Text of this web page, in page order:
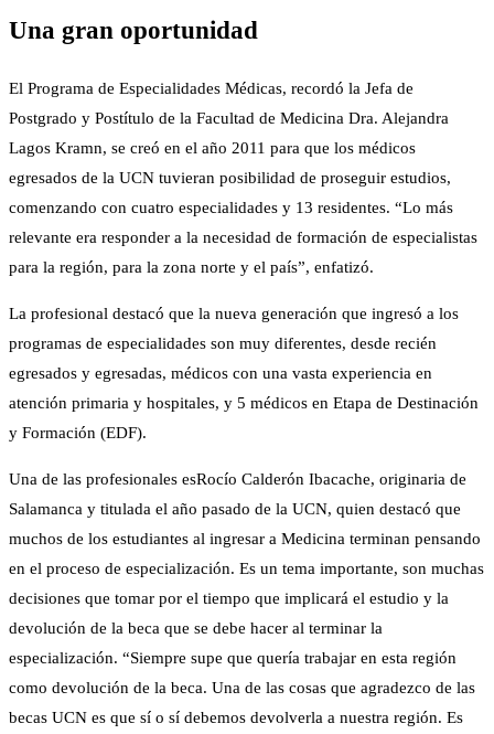
Una gran oportunidad
El Programa de Especialidades Médicas, recordó la Jefa de
Postgrado y Postítulo de la Facultad de Medicina Dra. Alejandra
Lagos Kramn, se creó en el año 2011 para que los médicos
egresados de la UCN tuvieran posibilidad de proseguir estudios,
comenzando con cuatro especialidades y 13 residentes. “Lo más
relevante era responder a la necesidad de formación de especialistas
para la región, para la zona norte y el país”, enfatizó.
La profesional destacó que la nueva generación que ingresó a los
programas de especialidades son muy diferentes, desde recién
egresados y egresadas, médicos con una vasta experiencia en
atención primaria y hospitales, y 5 médicos en Etapa de Destinación
y Formación (EDF).
Una de las profesionales esRocío Calderón Ibacache, originaria de
Salamanca y titulada el año pasado de la UCN, quien destacó que
muchos de los estudiantes al ingresar a Medicina terminan pensando
en el proceso de especialización. Es un tema importante, son muchas
decisiones que tomar por el tiempo que implicará el estudio y la
devolución de la beca que se debe hacer al terminar la
especialización. “Siempre supe que quería trabajar en esta región
como devolución de la beca. Una de las cosas que agradezco de las
becas UCN es que sí o sí debemos devolverla a nuestra región. Es